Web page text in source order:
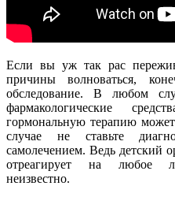
Если вы уж так рас
причины волноваться,
обследование. В любом
фармакологические
гормональную терапию
случае не ставьте
самолечением. Ведь детский
отреагирует на любое
неизвестно.